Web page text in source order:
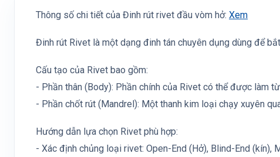
Thông số chi tiết của Đinh rút rivet đầu vòm hở: Xem
Đinh rút Rivet là một dạng đinh tán chuyên dụng dùng để
Cấu tạo của Rivet bao gồm:
- Phần thân (Body): Phần chính của Rivet có thể được làm
- Phần chốt rút (Mandrel): Một thanh kim loại chạy xuyên
Hướng dẫn lựa chọn Rivet phù hợp:
- Xác định chủng loại rivet: Open-End (Hở), Blind-End (kín),